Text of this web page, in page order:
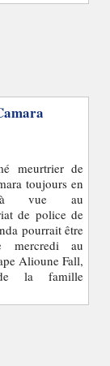
meurtrier de
toujours en
à vue au
de police de
pourrait être
mercredi au
Alioune Fall,
la famille